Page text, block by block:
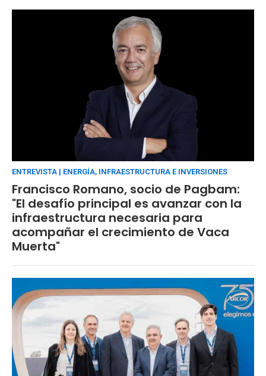
ENTREVISTA | ENERGÍA, INFRAESTRUCTURA E INVERSIONES
Francisco Romano, socio de Pagbam:
"El desafío principal es avanzar con la
infraestructura necesaria para
acompañar el crecimiento de Vaca
Muerta"